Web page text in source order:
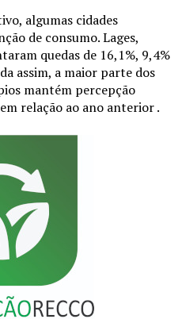
algumas cidades
de consumo. Lages,
quedas de 16,1%, 9,4%
assim, a maior parte dos
mantém percepção
relação ao ano anterior .